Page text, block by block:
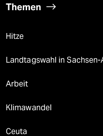
Themen
Hitze
Landtagswahl in
Arbeit
Klimawandel
Ceuta